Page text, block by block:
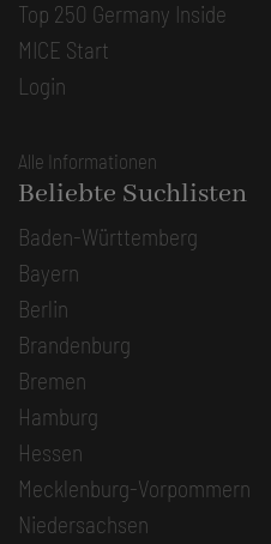
Top 250 Germany Inside
MICE Start
Login
Alle Informationen
Beliebte Suchlisten
Baden-Württemberg
Bayern
Berlin
Brandenburg
Bremen
Hamburg
Hessen
Mecklenburg-Vorpommern
Niedersachsen